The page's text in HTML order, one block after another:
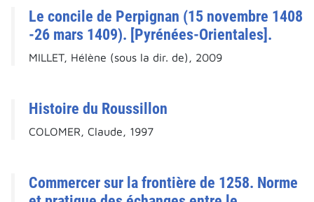
Le concile de Perpignan (15 novembre 1408
-26 mars 1409). [Pyrénées-Orientales].
MILLET, Hélène (sous la dir. de), 2009
Histoire du Roussillon
COLOMER, Claude, 1997
Commercer sur la frontière de 1258. Norme